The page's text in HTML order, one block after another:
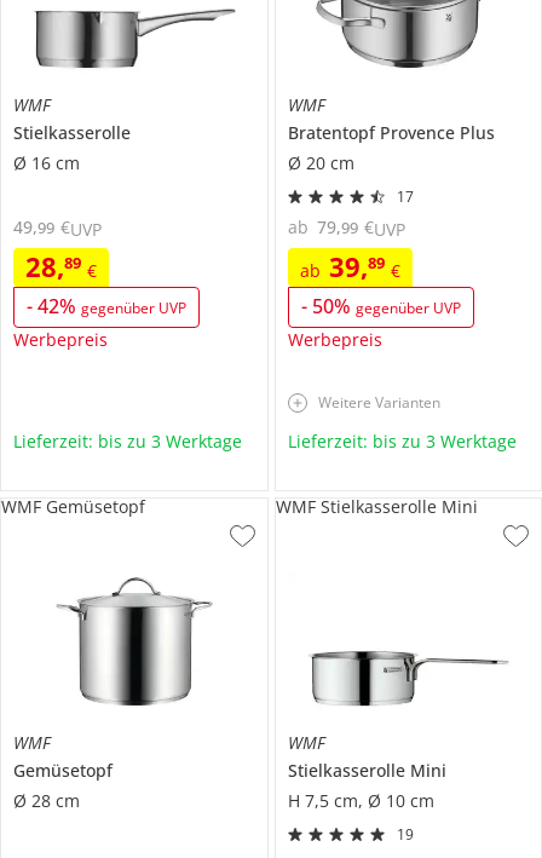
WMF
Stielkasserolle
Ø 16 cm
28,89 €
-42% gegenüber UVP
Werbepreis
49,99 €UVP
Lieferzeit: bis zu 3 Werktage
WMF
Bratentopf Provence Plus
Ø 20 cm
17
ab 39,89 €
- 50% gegenüber UVP
Werbepreis
ab 79,99 €UVP
Weitere Varianten
Lieferzeit: bis zu 3 Werktage
WMF
Gemüsetopf
Ø 28 cm
WMF Gemüsetopf
WMF
Stielkasserolle Mini
H 7,5 cm, Ø 10 cm
19
WMF Stielkasserolle Mini